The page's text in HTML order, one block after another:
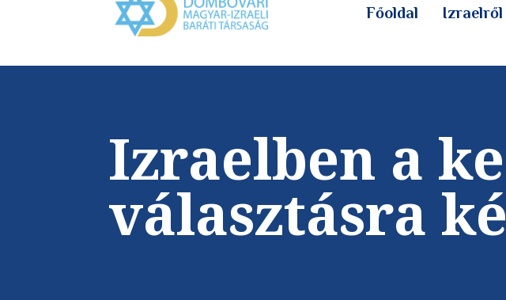
Főoldal Izraelről
Izraelben a
választásra